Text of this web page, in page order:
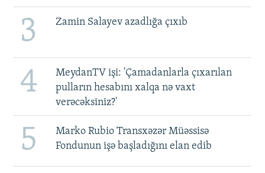
3 Zamin Salayev azadlığa çıxıb
4
MeydanTV işi: 'Çamadanlarla çıxarılan
pulların hesabını xalqa nə vaxt
verəcəksiniz?'
5
Marko Rubio Transxəzər Müəssisə
Fondunun işə başladığını elan edib